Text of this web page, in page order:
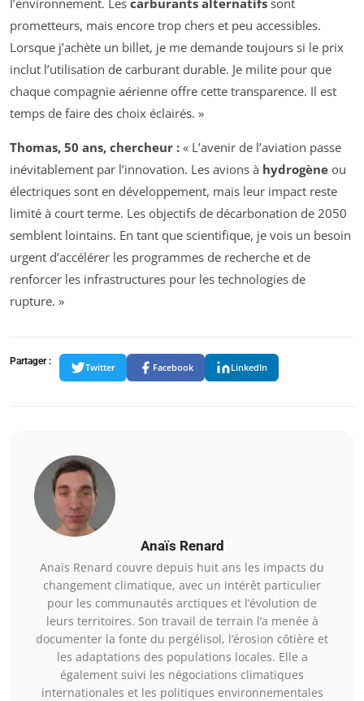
prometteurs, mais encore trop chers et peu accessibles.
Lorsque j’achète un billet, je me demande toujours si le prix
inclut l’utilisation de carburant durable. Je milite pour que
chaque compagnie aérienne offre cette transparence. Il est
temps de faire des choix éclairés. »
Thomas, 50 ans, chercheur : « L’avenir de l’aviation passe
inévitablement par l’innovation. Les avions à hydrogène ou
électriques sont en développement, mais leur impact reste
limité à court terme. Les objectifs de décarbonation de 2050
semblent lointains. En tant que scientifique, je vois un besoin
urgent d’accélérer les programmes de recherche et de
renforcer les infrastructures pour les technologies de
rupture. »
Partager :
Twitter Facebook LinkedIn
Anaïs Renard
Anaïs Renard couvre depuis huit ans les impacts du
changement climatique, avec un intérêt particulier
pour les communautés arctiques et l’évolution de
leurs territoires. Son travail de terrain l’a menée à
documenter la fonte du pergélisol, l’érosion côtière et
les adaptations des populations locales. Elle a
également suivi les négociations climatiques
internationales et les politiques environnementales